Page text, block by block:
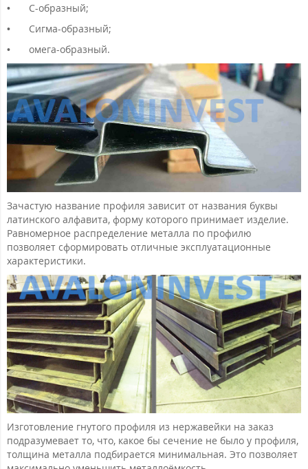
•
С-образный;
•
Сигма-образный;
•
омега-образный.
Зачастую название профиля зависит от названия буквы
латинского алфавита, форму которого принимает изделие.
Равномерное распределение металла по профилю
позволяет сформировать отличные эксплуатационные
характеристики.
Изготовление гнутого профиля из нержавейки на заказ
подразумевает то, что, какое бы сечение не было у профиля,
толщина металла подбирается минимальная. Это позволяет